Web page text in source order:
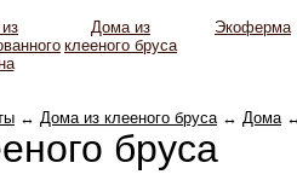
Дома из
клееного бруса
Экоферма
↔ Дома из клееного бруса↔ Дома
бруса